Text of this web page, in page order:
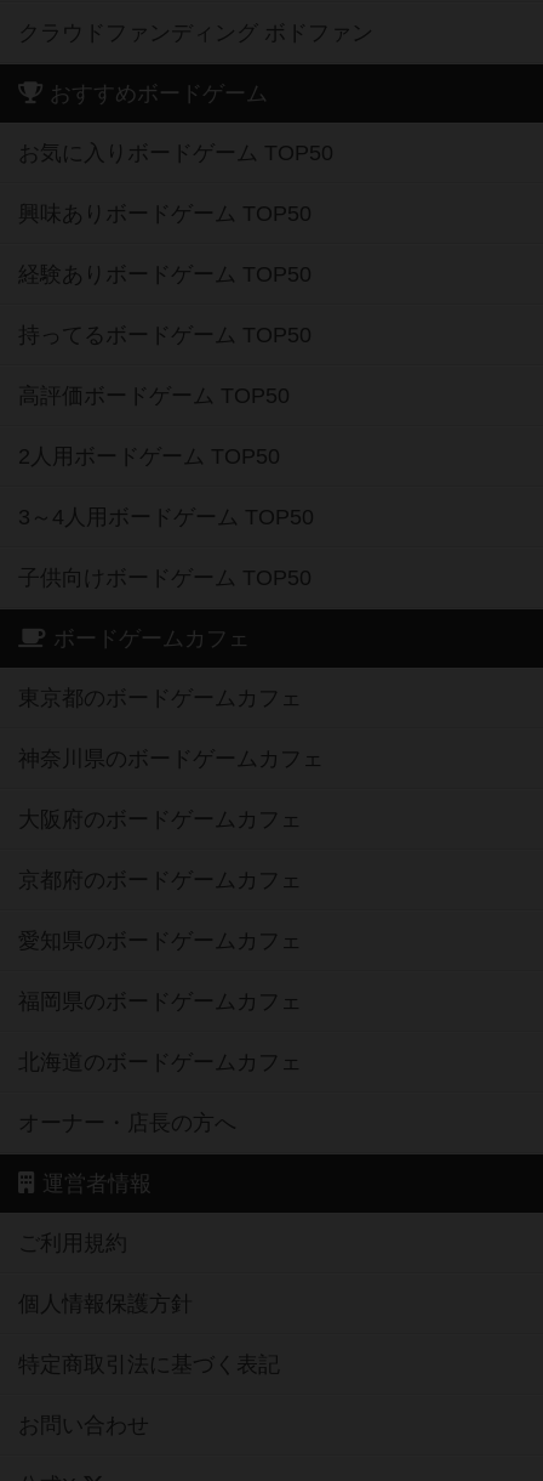
クラウドファンディング ボドファン
おすすめボードゲーム
お気に入りボードゲーム TOP50
興味ありボードゲーム TOP50
経験ありボードゲーム TOP50
持ってるボードゲーム TOP50
高評価ボードゲーム TOP50
2人用ボードゲーム TOP50
3～4人用ボードゲーム TOP50
子供向けボードゲーム TOP50
ボードゲームカフェ
東京都のボードゲームカフェ
神奈川県のボードゲームカフェ
大阪府のボードゲームカフェ
京都府のボードゲームカフェ
愛知県のボードゲームカフェ
福岡県のボードゲームカフェ
北海道のボードゲームカフェ
オーナー・店長の方へ
運営者情報
ご利用規約
個人情報保護方針
特定商取引法に基づく表記
お問い合わせ